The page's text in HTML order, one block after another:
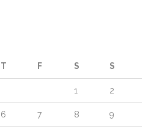
T F S S
1 2
6 7 8 9